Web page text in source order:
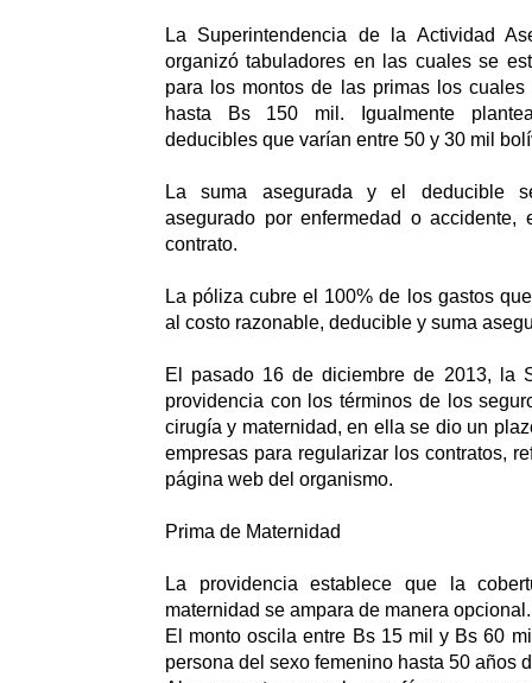
La Superintendencia de la Actividad
organizó tabuladores en las cuales se
para los montos de las primas los
hasta Bs 150 mil. Igualmente
deducibles que varían entre 50 y 30 mil
La suma asegurada y el deducible
asegurado por enfermedad o accidente,
contrato.
La póliza cubre el 100% de los gastos
al costo razonable, deducible y suma
El pasado 16 de diciembre de 2013, la
providencia con los términos de los
cirugía y maternidad, en ella se dio un
empresas para regularizar los contratos,
página web del organismo.
Prima de Maternidad
La providencia establece que la
maternidad se ampara de manera opcional.
El monto oscila entre Bs 15 mil y Bs 60
persona del sexo femenino hasta 50 años